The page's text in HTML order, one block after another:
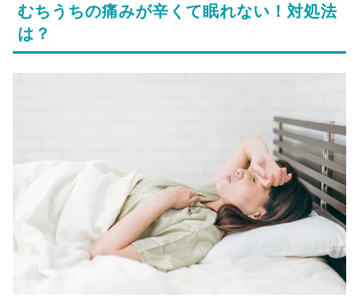
むちうちの痛みが辛くて眠れない！対処法
は？